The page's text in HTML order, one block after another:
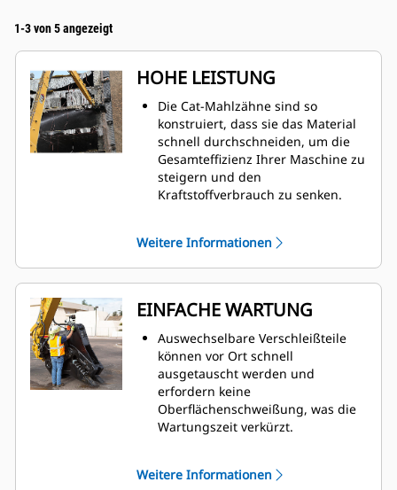
1-3 von 5 angezeigt
HOHE LEISTUNG
Die Cat-Mahlzähne sind so
konstruiert, dass sie das Material
schnell durchschneiden, um die
Gesamteffizienz Ihrer Maschine zu
steigern und den
Kraftstoffverbrauch zu senken.
Grad-Drehung und Sicht auf die
bewegliche Backe während des
Abbruchs.
Das Speed Booster-Ventil sorgt für
ein aktives Gleichgewicht zwischen
Geschwindigkeit und Leistung und
bietet schnelle Zykluszeiten und
eine starke Schließkraft, um die
Produktivität zu steigern.
Weitere Informationen
EINFACHE WARTUNG
Auswechselbare Verschleißteile
können vor Ort schnell
ausgetauscht werden und
erfordern keine
Oberflächenschweißung, was die
Wartungszeit verkürzt.
Schmierstellen sind vom Boden
Weitere Informationen